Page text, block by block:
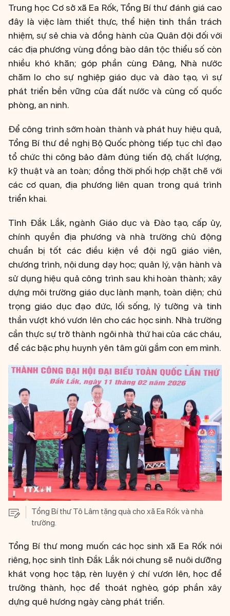
Trung học Cơ sở xã Ea Rốk, Tổng Bí thư đánh giá cao
đây là việc làm thiết thực, thể hiện tinh thần trách
nhiệm, sự sẻ chia và đồng hành của Quân đội đối với
các địa phương vùng đồng bào dân tộc thiểu số còn
nhiều khó khăn; góp phần cùng Đảng, Nhà nước
chăm lo cho sự nghiệp giáo dục và đào tạo, vì sự
phát triển bền vững của đất nước và củng cố quốc
phòng, an ninh.
Để công trình sớm hoàn thành và phát huy hiệu quả,
Tổng Bí thư đề nghị Bộ Quốc phòng tiếp tục chỉ đạo
tổ chức thi công bảo đảm đúng tiến độ, chất lượng,
kỹ thuật và an toàn; đồng thời phối hợp chặt chẽ với
các cơ quan, địa phương liên quan trong quá trình
triển khai.
Tỉnh Đắk Lắk, ngành Giáo dục và Đào tạo, cấp ủy,
chính quyền địa phương và nhà trường chủ động
chuẩn bị tốt các điều kiện về đội ngũ giáo viên,
chương trình, nội dung dạy học; quản lý, vận hành và
sử dụng hiệu quả công trình sau khi hoàn thành; xây
dựng môi trường giáo dục lành mạnh, toàn diện; chú
trọng giáo dục đạo đức, lối sống, lý tưởng và tinh
thần vượt khó vươn lên cho các học sinh. Nhà trường
cần thực sự trở thành ngôi nhà thứ hai của các cháu,
để các bậc phụ huynh yên tâm gửi gắm con em mình.
Tổng Bí thư Tô Lâm tặng quà cho xã Ea Rốk và nhà
trường.
Tổng Bí thư mong muốn các học sinh xã Ea Rốk nói
riêng, học sinh tỉnh Đắk Lắk nói chung sẽ nuôi dưỡng
khát vọng học tập, rèn luyện ý chí vươn lên, học để
trưởng thành, học để thoát nghèo, góp phần xây
dựng quê hương ngày càng phát triển.